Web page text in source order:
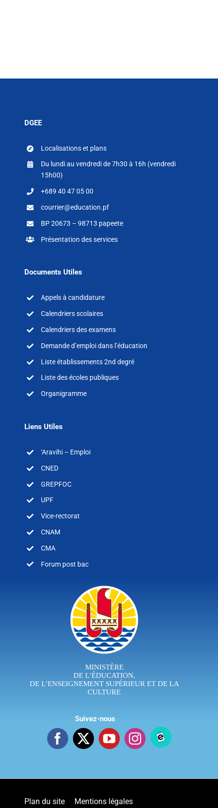
DGEE
Localisations et plans
Du lundi au vendredi de 7h30 à 16h (vendredi
15h00)
+689 40 47 05 00
courrier@education.pf
BP 20673 – 98713 papeete
Présentation des services
Documents Utiles
Appels à candidature
Calendriers scolaires
Calendriers des examens
Demande d’emploi dans l’éducation
Liste établissements 2nd degré
Liste des écoles publiques
Organigramme
Liens Utiles
‘Aravihi – Emploi
CNED
GREPFOC
UPF
Vice-rectorat
CNAM
CMA
Forum post bac
MINISTÈRE
DE L’ÉDUCATION,
DE L’ENSEIGNEMENT SUPÉRIEUR ET DE LA
CULTURE
Suivez-nous
Plan du site Mentions légales